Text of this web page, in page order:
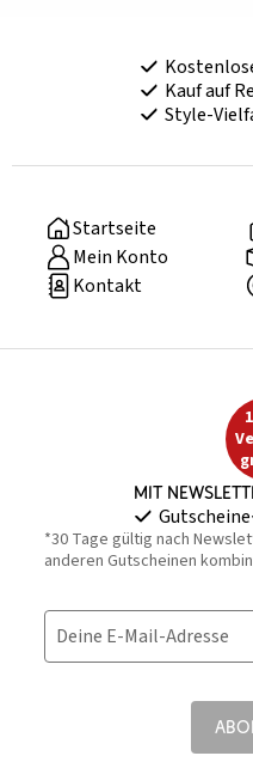
Kauf auf
Style-
Startseite
Mein Konto
Kontakt
Mit
Gutscheine
*30 Tage gültig nach
anderen Gutscheinen
Deine E-Mail-Adresse